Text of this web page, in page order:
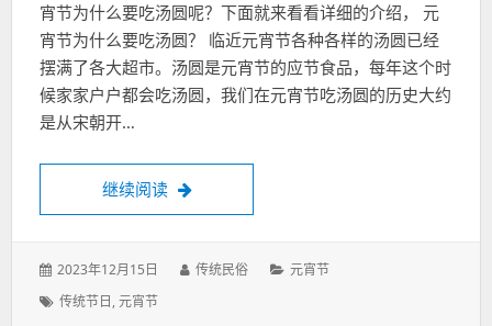
宵节为什么要吃汤圆呢？下面就来看看详细的介绍， 元
宵节为什么要吃汤圆？ 临近元宵节各种各样的汤圆已经
摆满了各大超市。汤圆是元宵节的应节食品，每年这个时
候家家户户都会吃汤圆，我们在元宵节吃汤圆的历史大约
是从宋朝开…
继续阅读 元宵节吃汤圆要注意什么？元宵节为什么要
发
于：
2023年12月15日
作
传统民俗
分
元宵节
标
传统节日,元宵节